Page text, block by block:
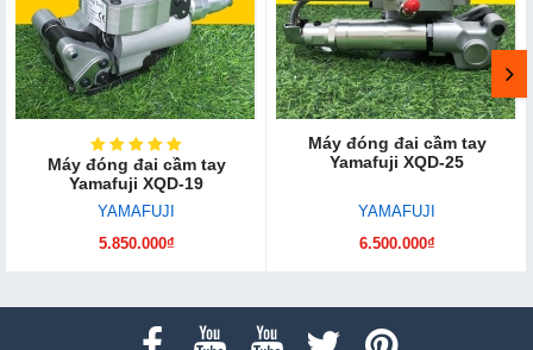
Máy đóng đai cầm tay
Yamafuji XQD-19
YAMAFUJI
5.850.000₫
Máy đóng đai cầm tay
Yamafuji XQD-25
YAMAFUJI
6.500.000₫